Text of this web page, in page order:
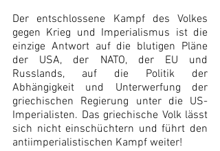
Der entschlossene Kampf des Volkes
gegen Krieg und Imperialismus ist die
einzige Antwort auf die blutigen Pläne
der USA, der NATO, der EU und
Russlands, auf die Politik der
Abhängigkeit und Unterwerfung der
griechischen Regierung unter die US-
Imperialisten. Das griechische Volk lässt
sich nicht einschüchtern und führt den
antiimperialistischen Kampf weiter!